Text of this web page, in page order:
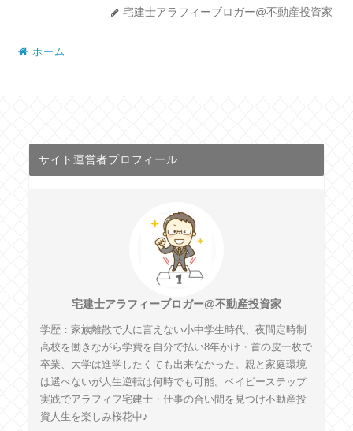
宅建士アラフィーブロガー@不動産投資家
ホーム
サイト運営者プロフィール
宅建士アラフィーブロガー@不動産投資家
学歴：家族離散で人に言えない小中学生時代、夜間定時制
高校を働きながら学費を自分で払い8年かけ・首の皮一枚で
卒業、大学は進学したくても出来なかった。親と家庭環境
は選べないが人生逆転は何時でも可能。ベイビーステップ
実践でアラフィフ宅建士・仕事の合い間を見つけ不動産投
資人生を楽しみ桜花中♪